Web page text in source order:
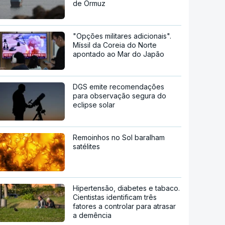
de Ormuz
"Opções militares adicionais".
Míssil da Coreia do Norte
apontado ao Mar do Japão
DGS emite recomendações
para observação segura do
eclipse solar
Remoinhos no Sol baralham
satélites
Hipertensão, diabetes e tabaco.
Cientistas identificam três
fatores a controlar para atrasar
a demência